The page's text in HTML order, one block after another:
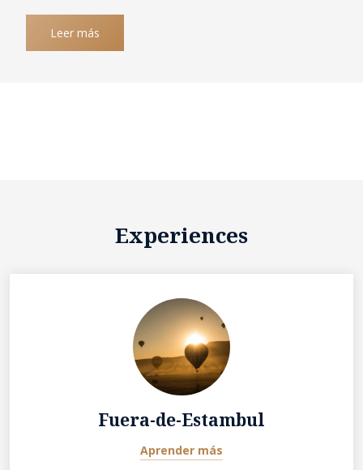
Leer más
Experiences
Fuera-de-Estambul
Aprender más